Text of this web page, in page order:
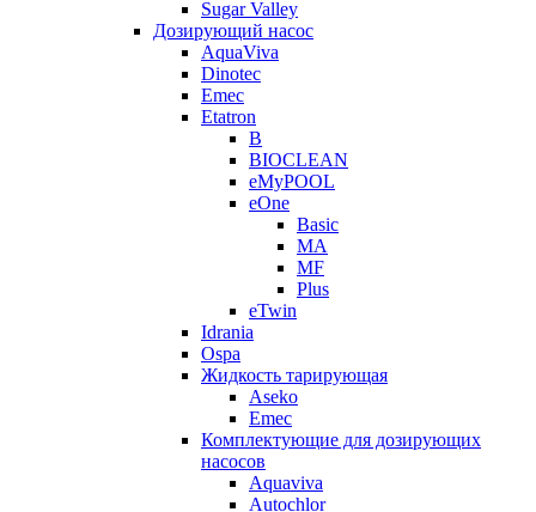
Sugar Valley
Дозирующий насос
AquaViva
Dinotec
Emec
Etatron
B
BIOCLEAN
eMyPOOL
eOne
Basic
MA
MF
Plus
eTwin
Idrania
Ospa
Жидкость тарирующая
Aseko
Emec
Комплектующие для дозирующих
насосов
Aquaviva
Autochlor